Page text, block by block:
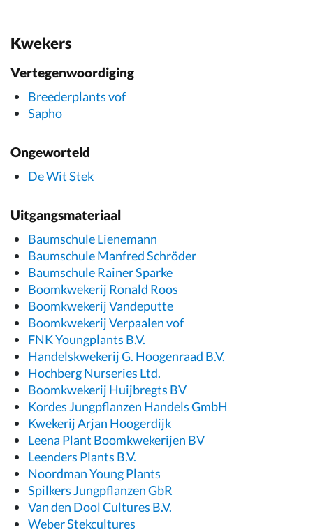
Kwekers
Vertegenwoordiging
Breederplants vof
Sapho
Ongeworteld
De Wit Stek
Uitgangsmateriaal
Baumschule Lienemann
Baumschule Manfred Schröder
Baumschule Rainer Sparke
Boomkwekerij Ronald Roos
Boomkwekerij Vandeputte
Boomkwekerij Verpaalen vof
FNK Youngplants B.V.
Handelskwekerij G. Hoogenraad B.V.
Hochberg Nurseries Ltd.
Boomkwekerij Huijbregts BV
Kordes Jungpflanzen Handels GmbH
Kwekerij Arjan Hoogerdijk
Leena Plant Boomkwekerijen BV
Leenders Plants B.V.
Noordman Young Plants
Spilkers Jungpflanzen GbR
Van den Dool Cultures B.V.
Weber Stekcultures